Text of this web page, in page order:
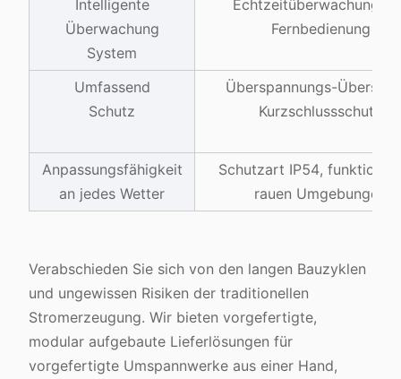
Intelligente
Überwachung
System
Echtzeitüberwachung
Fernbedienung
Umfassend
Schutz
Überspannungs-
Kurzschlussschutz
Anpassungsfähigkeit
an jedes Wetter
Schutzart IP54,
rauen Umgebungen
Verabschieden Sie sich von den langen Bauzyklen
und ungewissen Risiken der traditionellen
Stromerzeugung. Wir bieten vorgefertigte,
modular aufgebaute Lieferlösungen für
vorgefertigte Umspannwerke aus einer Hand,